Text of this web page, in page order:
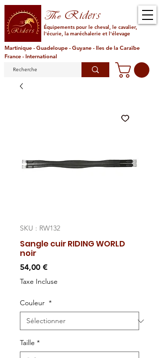
TheRiders
Équipements pour le cheval, le cavalier,
l'écurie, la maréchalerie et l'élevage
Martinique - Guadeloupe - Guyane - Iles de la Caraïbe
France - International
SKU : RW132
Sangle cuir RIDING WORLD
noir
54,00 €Prix
Taxe Incluse
Couleur *
Taille *